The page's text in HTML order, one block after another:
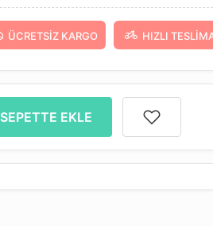
ÜCRETSIZ KARGO HIZLI
SEPETTE EKLE